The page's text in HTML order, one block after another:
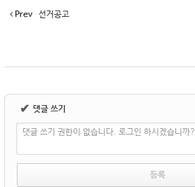
Prev 선거공고
✔ 댓글 쓰기
댓글 쓰기 권한이 없습니다. 로그인 하시겠습니까?